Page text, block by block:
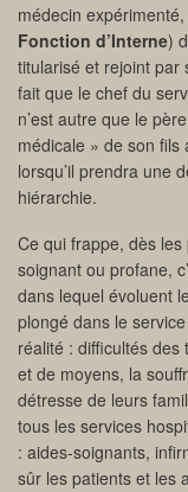
médecin
Fonction d’Interne)
titularisé et rejoint par
fait que le chef du
n’est autre que le
médicale » de son fils
lorsqu’il prendra une
hiérarchie.
Ce qui frappe, dès les
soignant ou profane,
dans lequel évoluent
plongé dans le
réalité : difficultés des
et de moyens, la
détresse de leurs
tous les services
: aides-soignants,
sûr les patients et les